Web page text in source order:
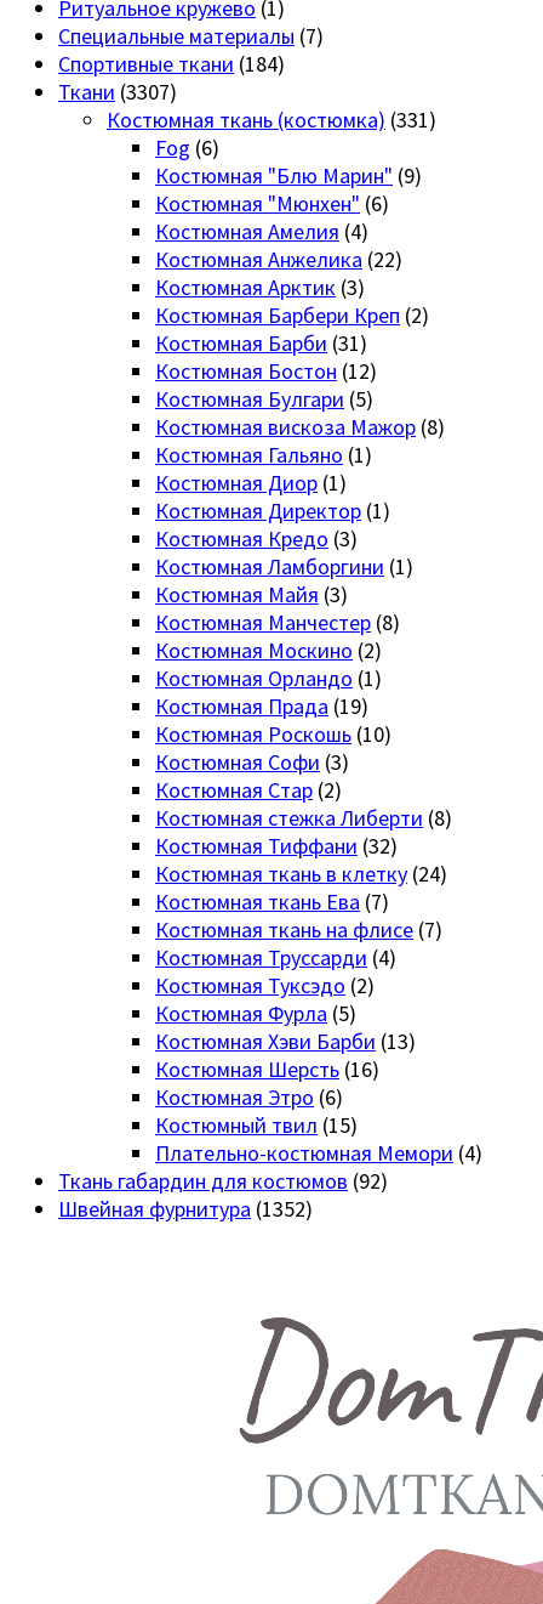
Ритуальное кружево (1)
Специальные материалы (7)
Спортивные ткани (184)
Ткани (3307)
Костюмная ткань (костюмка) (331)
Fog (6)
Костюмная "Блю Марин" (9)
Костюмная "Мюнхен" (6)
Костюмная Амелия (4)
Костюмная Анжелика (22)
Костюмная Арктик (3)
Костюмная Барбери Креп (2)
Костюмная Барби (31)
Костюмная Бостон (12)
Костюмная Булгари (5)
Костюмная вискоза Мажор (8)
Костюмная Гальяно (1)
Костюмная Диор (1)
Костюмная Директор (1)
Костюмная Кредо (3)
Костюмная Ламборгини (1)
Костюмная Майя (3)
Костюмная Манчестер (8)
Костюмная Москино (2)
Костюмная Орландо (1)
Костюмная Прада (19)
Костюмная Роскошь (10)
Костюмная Софи (3)
Костюмная Стар (2)
Костюмная стежка Либерти (8)
Костюмная Тиффани (32)
Костюмная ткань в клетку (24)
Костюмная ткань Ева (7)
Костюмная ткань на флисе (7)
Костюмная Труссарди (4)
Костюмная Туксэдо (2)
Костюмная Фурла (5)
Костюмная Хэви Барби (13)
Костюмная Шерсть (16)
Костюмная Этро (6)
Костюмный твил (15)
Плательно-костюмная Мемори (4)
Ткань габардин для костюмов (92)
Швейная фурнитура (1352)